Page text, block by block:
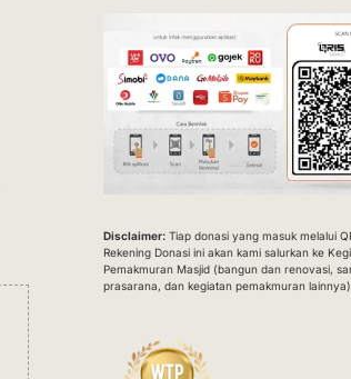
Disclaimer:Tiap donasi yang masuk melalui
Rekening Donasi ini akan kami salurkan ke
Pemakmuran Masjid (bangun dan renovasi,
prasarana, dan kegiatan pemakmuran